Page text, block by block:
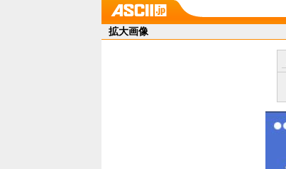
拡大画像